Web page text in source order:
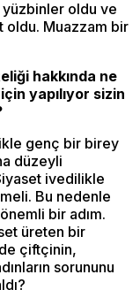
yüzbinler oldu ve
oldu. Muazzam bir
hakkında ne
yapılıyor sizin
genç bir birey
düzeyli
ivedilikle
Bu nedenle
bir adım.
üreten bir
çiftçinin,
sorununu